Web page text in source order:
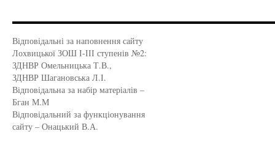
Відповідальні за наповнення сайту
Лохвицької ЗОШ І-ІІІ ступенів №2:
ЗДНВР Омельницька Т.В.,
ЗДНВР Шагановська Л.І.
Відповідальна за набір матеріалів –
Бган М.М
Відповідальний за функціонування
сайту – Онацький В.А.